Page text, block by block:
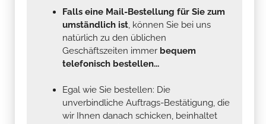
Falls eine Mail-Bestellung für Sie zum
umständlich ist, können Sie bei uns
natürlich zu den üblichen
Geschäftszeiten immer bequem
telefonisch bestellen...
Egal wie Sie bestellen: Die
unverbindliche Auftrags-Bestätigung, die
wir Ihnen danach schicken, beinhaltet